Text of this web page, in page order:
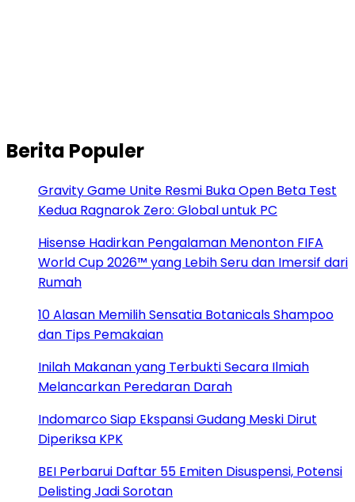
Berita Populer
Gravity Game Unite Resmi Buka Open Beta Test
Kedua Ragnarok Zero: Global untuk PC
Hisense Hadirkan Pengalaman Menonton FIFA
World Cup 2026™ yang Lebih Seru dan Imersif dari
Rumah
10 Alasan Memilih Sensatia Botanicals Shampoo
dan Tips Pemakaian
Inilah Makanan yang Terbukti Secara Ilmiah
Melancarkan Peredaran Darah
Indomarco Siap Ekspansi Gudang Meski Dirut
Diperiksa KPK
BEI Perbarui Daftar 55 Emiten Disuspensi, Potensi
Delisting Jadi Sorotan